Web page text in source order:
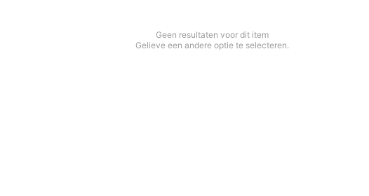
Geen resultaten voor dit item
Gelieve een andere optie te selecteren.